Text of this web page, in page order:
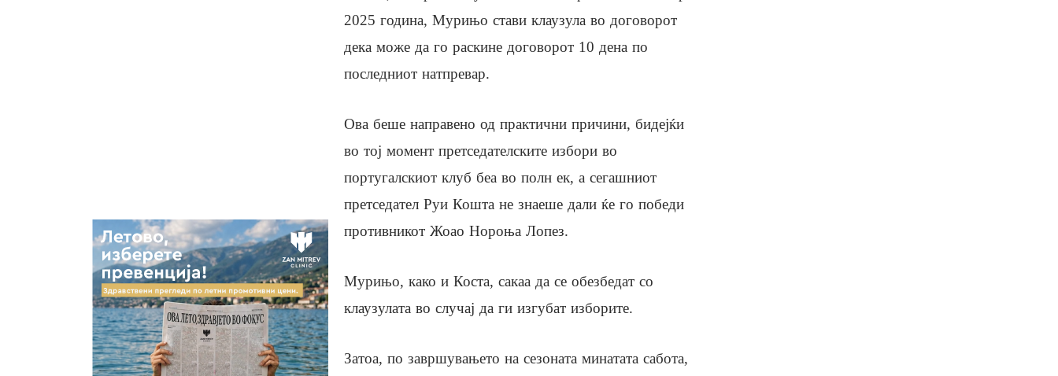
2025 година, Мурињо стави клаузула во договорот
дека може да го раскине договорот 10 дена по
последниот натпревар.
Ова беше направено од практични причини, бидејќи
во тој момент претседателските избори во
португалскиот клуб беа во полн ек, а сегашниот
претседател Руи Кошта не знаеше дали ќе го победи
противникот Жоао Нороња Лопез.
Мурињо, како и Коста, сакаа да се обезбедат со
клаузулата во случај да ги изгубат изборите.
Затоа, по завршувањето на сезоната минатата сабота,